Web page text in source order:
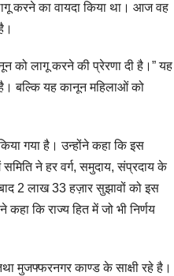
करने का वायदा किया था। आज वह
को लागू करने की प्रेरणा दी है।” यह
बल्कि यह कानून महिलाओं को
गया है। उन्होंने कहा कि इस
ने हर वर्ग, समुदाय, संप्रदाय के
2 लाख 33 हज़ार सुझावों को इस
कि राज्य हित में जो भी निर्णय
मुजफ्फरनगर काण्ड के साक्षी रहे है।